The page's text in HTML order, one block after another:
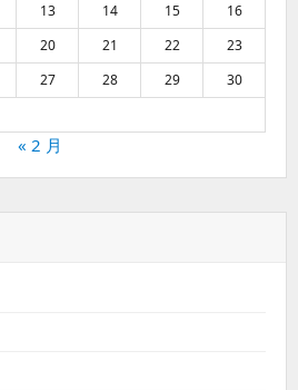
13 14 15
16
20 21 22
23
27 28 29
30
« 2 月